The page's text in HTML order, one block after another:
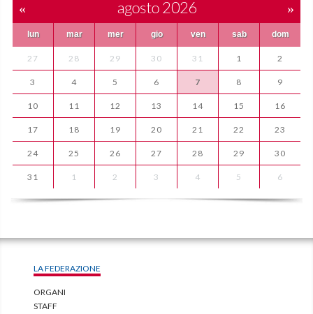
« agosto 2026 »
lun mar mer gio ven sab dom
27 28 29 30 31 1 2
3 4 5 6 7 8 9
10 11 12 13 14 15 16
17 18 19 20 21 22 23
24 25 26 27 28 29 30
31 1 2 3 4 5 6
LA FEDERAZIONE
ORGANI
STAFF